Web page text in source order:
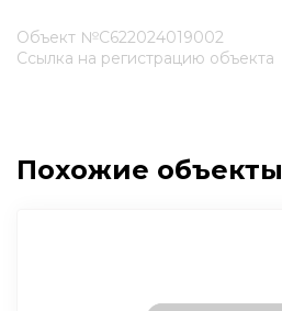
Объект №С622024019002
Ссылка на регистрацию объекта
Похожие объекты